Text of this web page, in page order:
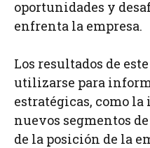
oportunidades y
enfrenta la empresa.
Los resultados de
utilizarse para
estratégicas, como
nuevos segmentos
de la posición de la